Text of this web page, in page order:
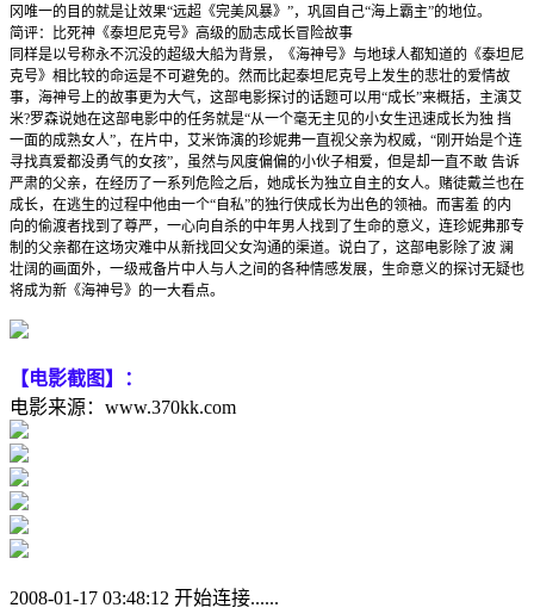
冈唯一的目的就是让效果“远超《完美风暴》”，巩固自己“海上霸主”的地位。
简评：比死神《泰坦尼克号》高级的励志成长冒险故事
同样是以号称永不沉没的超级大船为背景，《海神号》与地球人都知道的《泰坦尼
克号》相比较的命运是不可避免的。然而比起泰坦尼克号上发生的悲壮的爱情故
事，海神号上的故事更为大气，这部电影探讨的话题可以用“成长”来概括，主演艾
米?罗森说她在这部电影中的任务就是“从一个毫无主见的小女生迅速成长为独 挡
一面的成熟女人”，在片中，艾米饰演的珍妮弗一直视父亲为权威，“刚开始是个连
寻找真爱都没勇气的女孩”，虽然与风度偏偏的小伙子相爱，但是却一直不敢 告诉
严肃的父亲，在经历了一系列危险之后，她成长为独立自主的女人。赌徒戴兰也在
成长，在逃生的过程中他由一个“自私”的独行侠成长为出色的领袖。而害羞 的内
向的偷渡者找到了尊严，一心向自杀的中年男人找到了生命的意义，连珍妮弗那专
制的父亲都在这场灾难中从新找回父女沟通的渠道。说白了，这部电影除了波 澜
壮阔的画面外，一级戒备片中人与人之间的各种情感发展，生命意义的探讨无疑也
将成为新《海神号》的一大看点。
【电影截图】：
电影来源：www.370kk.com
2008-01-17 03:48:12 开始连接......